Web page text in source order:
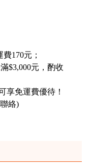
170元；
$3,000元，酌收
享免運費優待！
絡)